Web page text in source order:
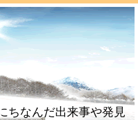
ちなんだ出来事や発見